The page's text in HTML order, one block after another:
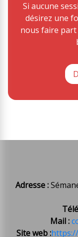
Si aucune
désirez une
nous faire
Adresse :
Mail :
Site web :